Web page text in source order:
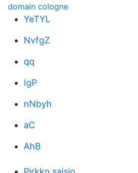
domain cologne
YeTYL
NvfgZ
qq
IgP
nNbyh
aC
AhB